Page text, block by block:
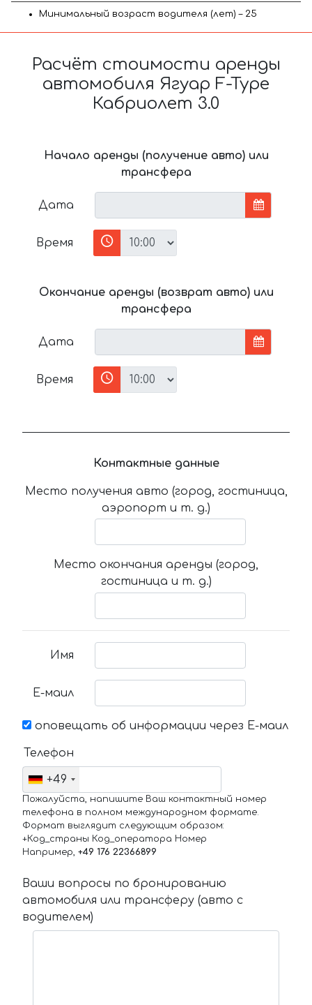
Минимальный возраст водителя (лет) – 25
Расчёт стоимости аренды
автомобиля Ягуар F-Type
Кабриолет 3.0
Начало аренды (получение авто) или
трансфера
Дата
Время
Окончание аренды (возврат авто) или
трансфера
Дата
Время
Контактные данные
Место получения авто (город, гостиница,
аэропорт и т. д.)
Место окончания аренды (город,
гостиница и т. д.)
Имя
Е-маил
оповещать об информации через Е-маил
Телефон
+49
Пожалуйста, напишите Ваш контактный номер
телефона в полном международном формате.
Формат выглядит следующим образом:
+Код_страны Код_оператора Номер
Например, +49 176 22366899
Ваши вопросы по бронированию
автомобиля или трансферу (авто с
водителем)